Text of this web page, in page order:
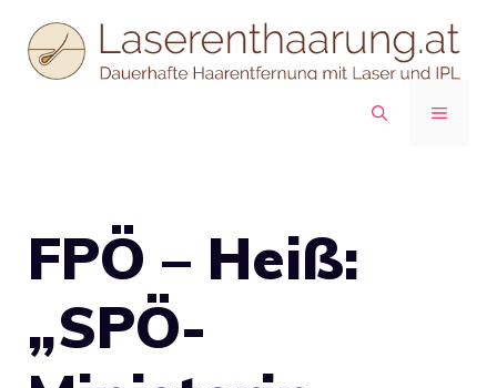
Inhalt
springen
MENÜ
FPÖ – Heiß:
„SPÖ-